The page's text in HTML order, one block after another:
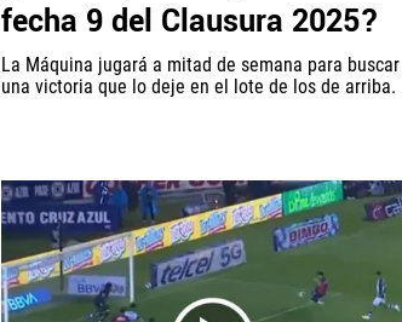
fecha 9 del Clausura 2025?
La Máquina jugará a mitad de semana para buscar
una victoria que lo deje en el lote de los de arriba.